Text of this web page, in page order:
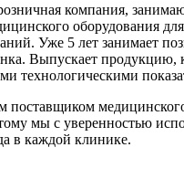
компания,
оборудования
Уже 5 лет занимает
Выпускает продукцию,
технологическими
поставщиком
мы с уверенностью
в каждой клинике.